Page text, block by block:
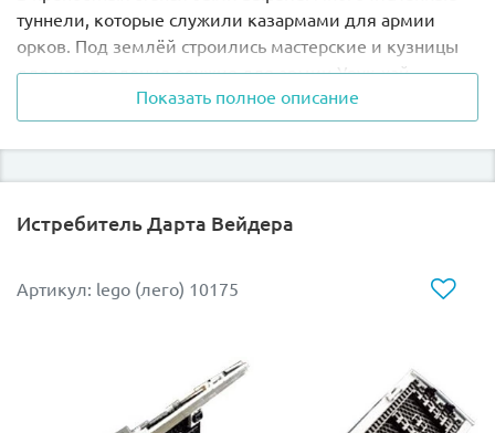
туннели, которые служили казармами для армии
орков. Под землёй строились мастерские и кузницы
для изготовления оружия для армии Урук-хай.
В наборе Лего 9476 Вы найдёте одну из кузниц под
управлением лидера орков Люрца. Здесь всегда кипит
броню.
Благодаря подъёмному механизму можно переносить
добытую руду прямо на конвейер. Или спрятать
Показать полное описание
Истребитель Дарта Вейдера
Артикул: lego (лего) 10175